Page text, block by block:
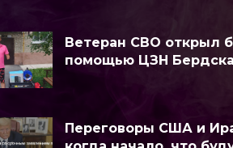
Ветеран СВО открыл
помощью ЦЗН Бердска
Переговоры США и